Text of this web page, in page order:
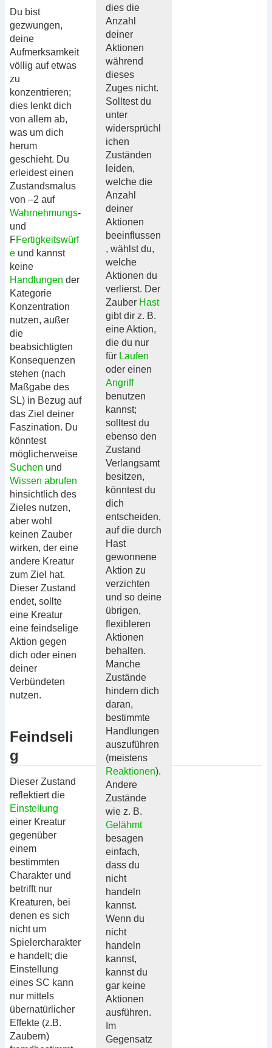
dies die
Anzahl
deiner
Aktionen
während
dieses
Zuges nicht.
Solltest du
unter
widersprüchl
ichen
Zuständen
leiden,
welche die
Anzahl
deiner
Aktionen
beeinflussen
, wählst du,
welche
Aktionen du
verlierst. Der
Zauber Hast
gibt dir z. B.
eine Aktion,
die du nur
für Laufen
oder einen
Angriff
benutzen
kannst;
solltest du
ebenso den
Zustand
Verlangsamt
besitzen,
könntest du
dich
entscheiden,
auf die durch
Hast
gewonnene
Aktion zu
verzichten
und so deine
übrigen,
flexibleren
Aktionen
behalten.
Manche
Zustände
hindern dich
daran,
bestimmte
Handlungen
auszuführen
(meistens
Reaktionen).
Andere
Zustände
wie z. B.
Gelähmt
besagen
einfach,
dass du
nicht
handeln
kannst.
Wenn du
nicht
handeln
kannst,
kannst du
gar keine
Aktionen
ausführen.
Im
Gegensatz
Du bist
gezwungen,
deine
Aufmerksamkeit
völlig auf etwas
zu
konzentrieren;
dies lenkt dich
von allem ab,
was um dich
herum
geschieht. Du
erleidest einen
Zustandsmalus
von –2 auf
Wahrnehmungs-
und
FFertigkeitswürf
e und kannst
keine
Handlungen der
Kategorie
Konzentration
nutzen, außer
die
beabsichtigten
Konsequenzen
stehen (nach
Maßgabe des
SL) in Bezug auf
das Ziel deiner
Faszination. Du
könntest
möglicherweise
Suchen und
Wissen abrufen
hinsichtlich des
Zieles nutzen,
aber wohl
keinen Zauber
wirken, der eine
andere Kreatur
zum Ziel hat.
Dieser Zustand
endet, sollte
eine Kreatur
eine feindselige
Aktion gegen
dich oder einen
deiner
Verbündeten
nutzen.
Feindseli
g
Dieser Zustand
reflektiert die
Einstellung
einer Kreatur
gegenüber
einem
bestimmten
Charakter und
betrifft nur
Kreaturen, bei
denen es sich
nicht um
Spielercharakter
e handelt; die
Einstellung
eines SC kann
nur mittels
übernatürlicher
Effekte (z.B.
Zaubern)